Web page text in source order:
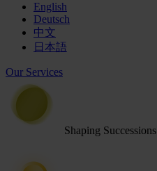
English
Deutsch
中文
日本語
Our Services
Shaping Successions